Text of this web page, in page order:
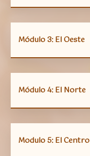
Módulo 3: El Oeste
Módulo 4: El Norte
Modulo 5: El Centro